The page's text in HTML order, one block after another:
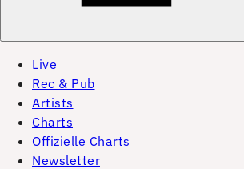
Live
Rec & Pub
Artists
Charts
Offizielle Charts
Newsletter